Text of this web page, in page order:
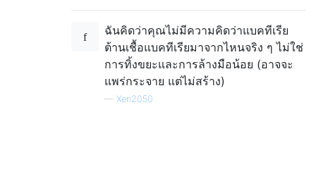
ฉันคิดว่าคุณไม่มีความคิดว่าแบคทีเรีย
ต้านเชื้อแบคทีเรียมาจากไหนจริง ๆ ไม่ใช่
การทิ้งขยะและการล้างมือน้อย (อาจจะ
แพร่กระจาย แต่ไม่สร้าง)
— Xen2050